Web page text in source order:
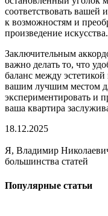
соответствовать вашей
к возможностям и
произведение искусства.
Заключительным
важно делать то, что
баланс между
вашим лучшим местом
экспериментировать и
ваша квартира
18.12.2025
Я, Владимир
большинства статей
Популярные статьи